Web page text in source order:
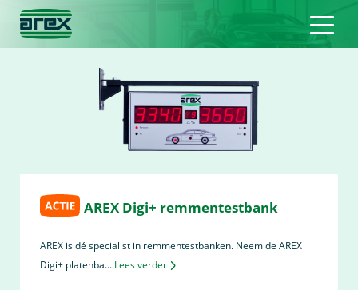
AREX Digi+ remmentestbank
AREX is dé specialist in remmentestbanken. Neem de AREX
Digi+ platenba... Lees verder